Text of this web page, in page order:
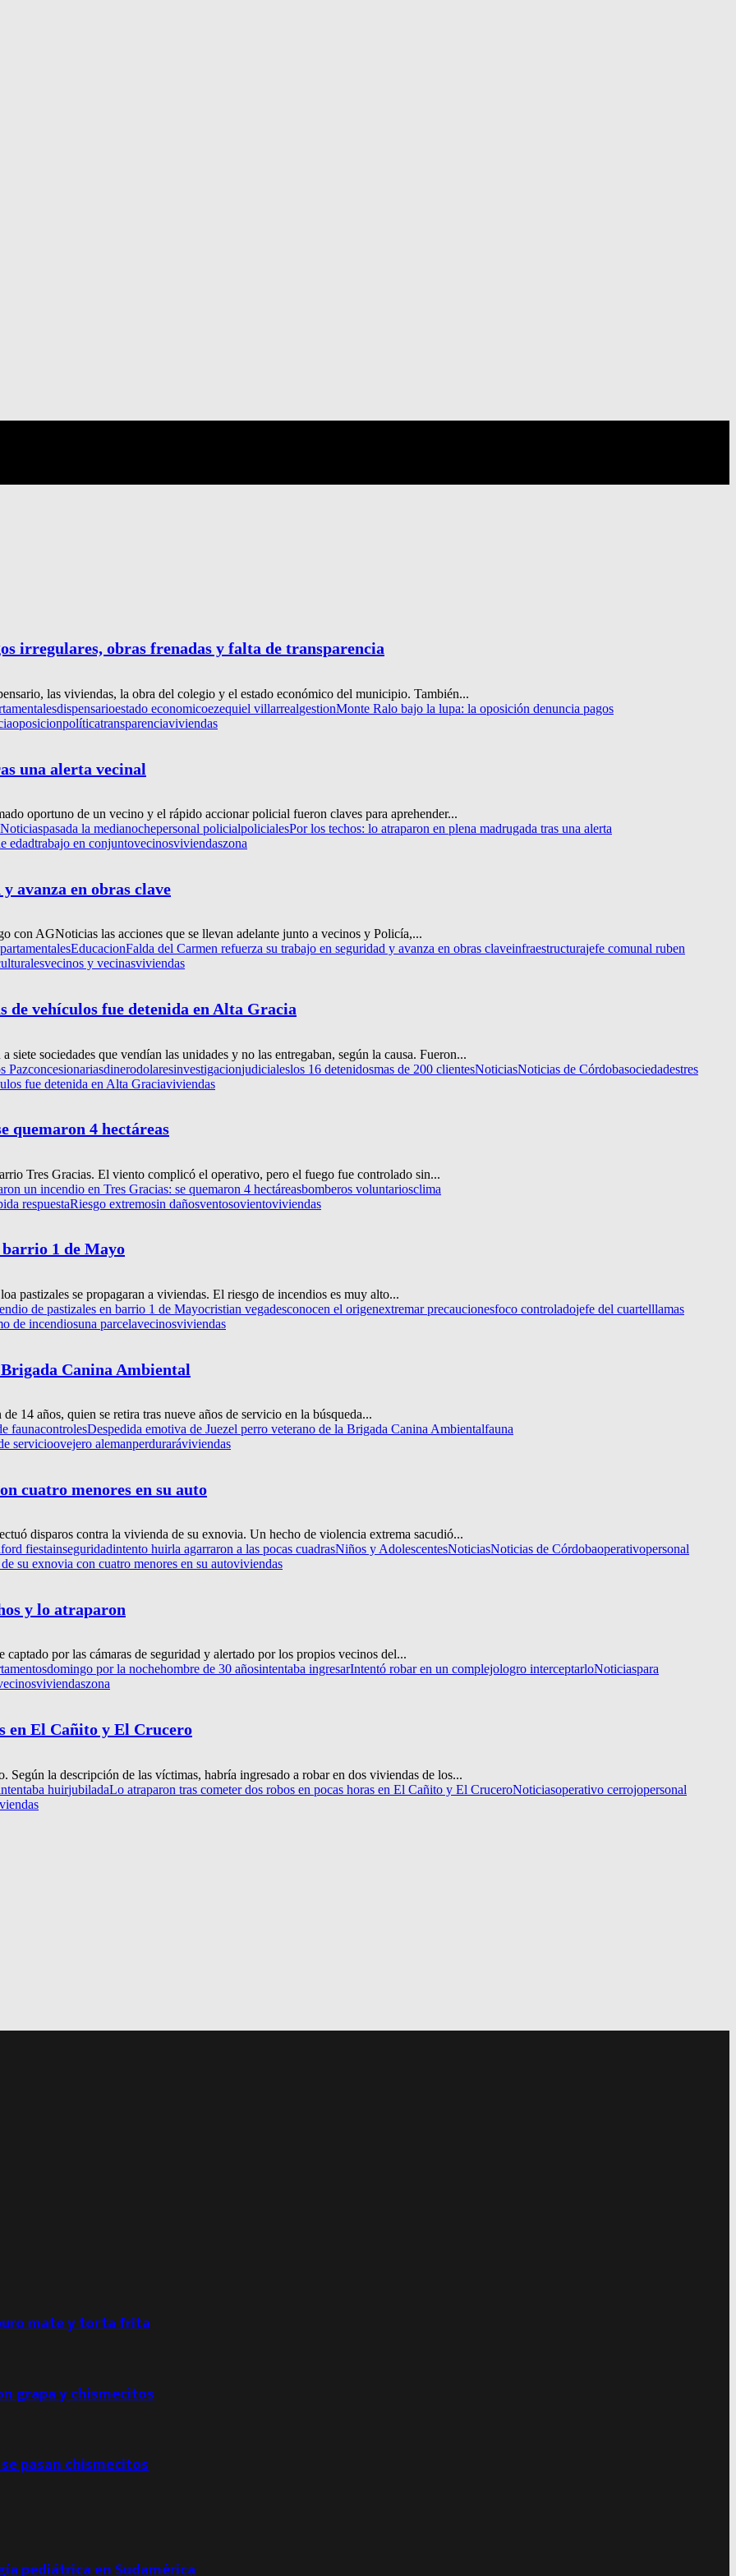
irregulares, obras frenadas y falta de transparencia
las viviendas, la obra del colegio y el estado económico del municipio. También...
dispensarioestado economicoezequiel villarrealgestionMonte Ralo bajo la lupa: la oposición denuncia pagos
oposicionpolíticatransparenciaviviendas
una alerta vecinal
oportuno de un vecino y el rápido accionar policial fueron claves para aprehender...
Noticiaspasada la medianochepersonal policialpolicialesPor los techos: lo atraparon en plena madrugada tras una alerta
edadtrabajo en conjuntovecinosviviendaszona
avanza en obras clave
con AGNoticias las acciones que se llevan adelante junto a vecinos y Policía,...
EducacionFalda del Carmen refuerza su trabajo en seguridad y avanza en obras claveinfraestructurajefe comunal ruben
vecinos y vecinasviviendas
de vehículos fue detenida en Alta Gracia
sociedades que vendían las unidades y no las entregaban, según la causa. Fueron...
Pazconcesionariasdinerodolaresinvestigacionjudicialeslos 16 detenidosmas de 200 clientesNoticiasNoticias de Córdobasociedadestres
fue detenida en Alta Graciaviviendas
quemaron 4 hectáreas
Tres Gracias. El viento complicó el operativo, pero el fuego fue controlado sin...
un incendio en Tres Gracias: se quemaron 4 hectáreasbomberos voluntariosclima
respuestaRiesgo extremosin dañosventosovientoviviendas
1 de Mayo
pastizales se propagaran a viviendas. El riesgo de incendios es muy alto...
de pastizales en barrio 1 de Mayocristian vegadesconocen el origenextremar precaucionesfoco controladojefe del cuartelllamas
de incendiosuna parcelavecinosviviendas
Canina Ambiental
14 años, quien se retira tras nueve años de servicio en la búsqueda...
faunacontrolesDespedida emotiva de Juezel perro veterano de la Brigada Canina Ambientalfauna
servicioovejero alemanperduraráviviendas
cuatro menores en su auto
disparos contra la vivienda de su exnovia. Un hecho de violencia extrema sacudió...
ford fiestainseguridadintento huirla agarraron a las pocas cuadrasNiños y AdolescentesNoticiasNoticias de Córdobaoperativopersonal
su exnovia con cuatro menores en su autoviviendas
y lo atraparon
por las cámaras de seguridad y alertado por los propios vecinos del...
domingo por la nochehombre de 30 añosintentaba ingresarIntentó robar en un complejologro interceptarloNoticiaspara
viviendaszona
en El Cañito y El Crucero
la descripción de las víctimas, habría ingresado a robar en dos viviendas de los...
huirjubiladaLo atraparon tras cometer dos robos en pocas horas en El Cañito y El CruceroNoticiasoperativo cerrojopersonal
mate y torta frita
grapa y chismecitos
pasan chismecitos
pediátrica en Sudamérica